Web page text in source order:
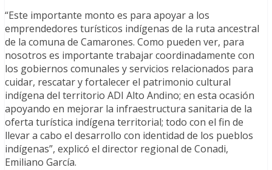
“Este importante monto es para apoyar a los
emprendedores turísticos indígenas de la ruta ancestral
de la comuna de Camarones. Como pueden ver, para
nosotros es importante trabajar coordinadamente con
los gobiernos comunales y servicios relacionados para
cuidar, rescatar y fortalecer el patrimonio cultural
indígena del territorio ADI Alto Andino; en esta ocasión
apoyando en mejorar la infraestructura sanitaria de la
oferta turística indígena territorial; todo con el fin de
llevar a cabo el desarrollo con identidad de los pueblos
indígenas”, explicó el director regional de Conadi,
Emiliano García.